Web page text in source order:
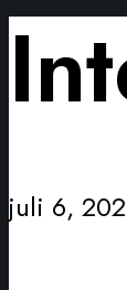
juli 6,